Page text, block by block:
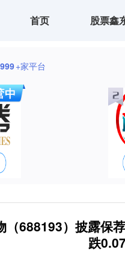
首页 股票鑫
999+家平台
（688193）披露保
跌